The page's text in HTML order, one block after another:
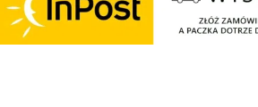
materiałom.
Elastan - rozciągliwa dzianina,
zapewnia zwiększony komfort